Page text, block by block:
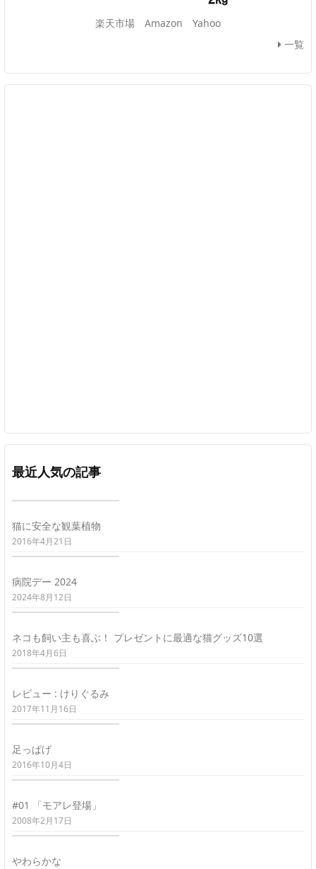
楽天市場 Amazon
Yahoo
一覧
最近人気の記事
猫に安全な観葉植物
2016年4月21日
病院デー 2024
2024年8月12日
ネコも飼い主も喜ぶ！ プレゼントに最適な猫グッズ10選
2018年4月6日
レビュー : けりぐるみ
2017年11月16日
足っぱげ
2016年10月4日
#01 「モアレ登場」
2008年2月17日
やわらかな